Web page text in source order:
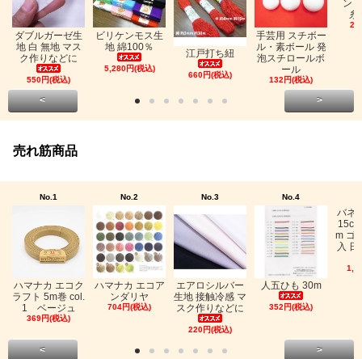
ダブルガーゼ生
地 白 無地 マス
ク作りなどに
550円(税込)
ビリケンモス生
地 綿100％
5,280円(税込)
江戸打ち紐
660円(税込)
手芸用 スチボー
ル・素ボール 発
泡スチロールボ
ール
132円(税込)
ン
糸
< >
売れ筋商品
No.1
ハマナカ エコク
ラフト 5m巻 col.
1 ベージュ
369円(税込)
No.2
ハマナカ エコア
ンダリヤ
704円(税込)
No.3
エアロシルバー
生地 接触冷感 マ
スク作りなどに
220円(税込)
No.4
人五ひも 30m
352円(税込)
バネ
m ゴ
入
< >